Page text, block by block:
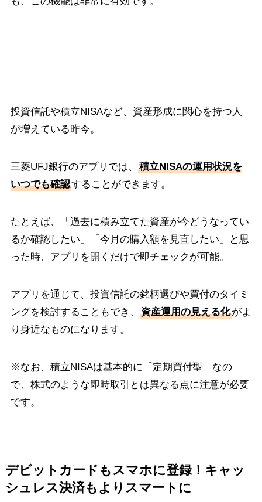
投資信託や積立NISAなど、資産形成に関心を持つ人
が増えている昨今。
三菱UFJ銀行のアプリでは、
積立NISAの運用状況を
いつでも確認することができます。
たとえば、「過去に積み立てた資産が今どうなってい
るか確認したい」「今月の購入額を見直したい」と思
った時、アプリを開くだけで即チェックが可能。
アプリを通じて、投資信託の銘柄選びや買付のタイミ
ングを検討することもでき、
資産運用の見える化がよ
り身近なものになります。
※なお、積立NISAは基本的に「定期買付型」なの
で、株式のような即時取引とは異なる点に注意が必要
です。
デビットカードもスマホに登録！キャッ
シュレス決済もよりスマートに